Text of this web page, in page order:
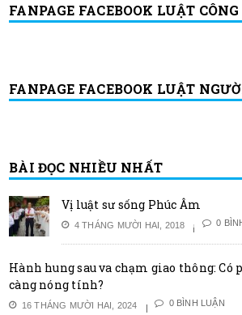
FANPAGE FACEBOOK LUẬT
FANPAGE FACEBOOK LUẬT
BÀI ĐỌC NHIỀU NHẤT
Vị luật sư sống Phúc Âm
4 THÁNG MƯỜI HAI, 2018 0
Hành hung sau va chạm giao thông: Có
càng nóng tính?
16 THÁNG MƯỜI HAI, 2024 0 BÌNH LUẬN